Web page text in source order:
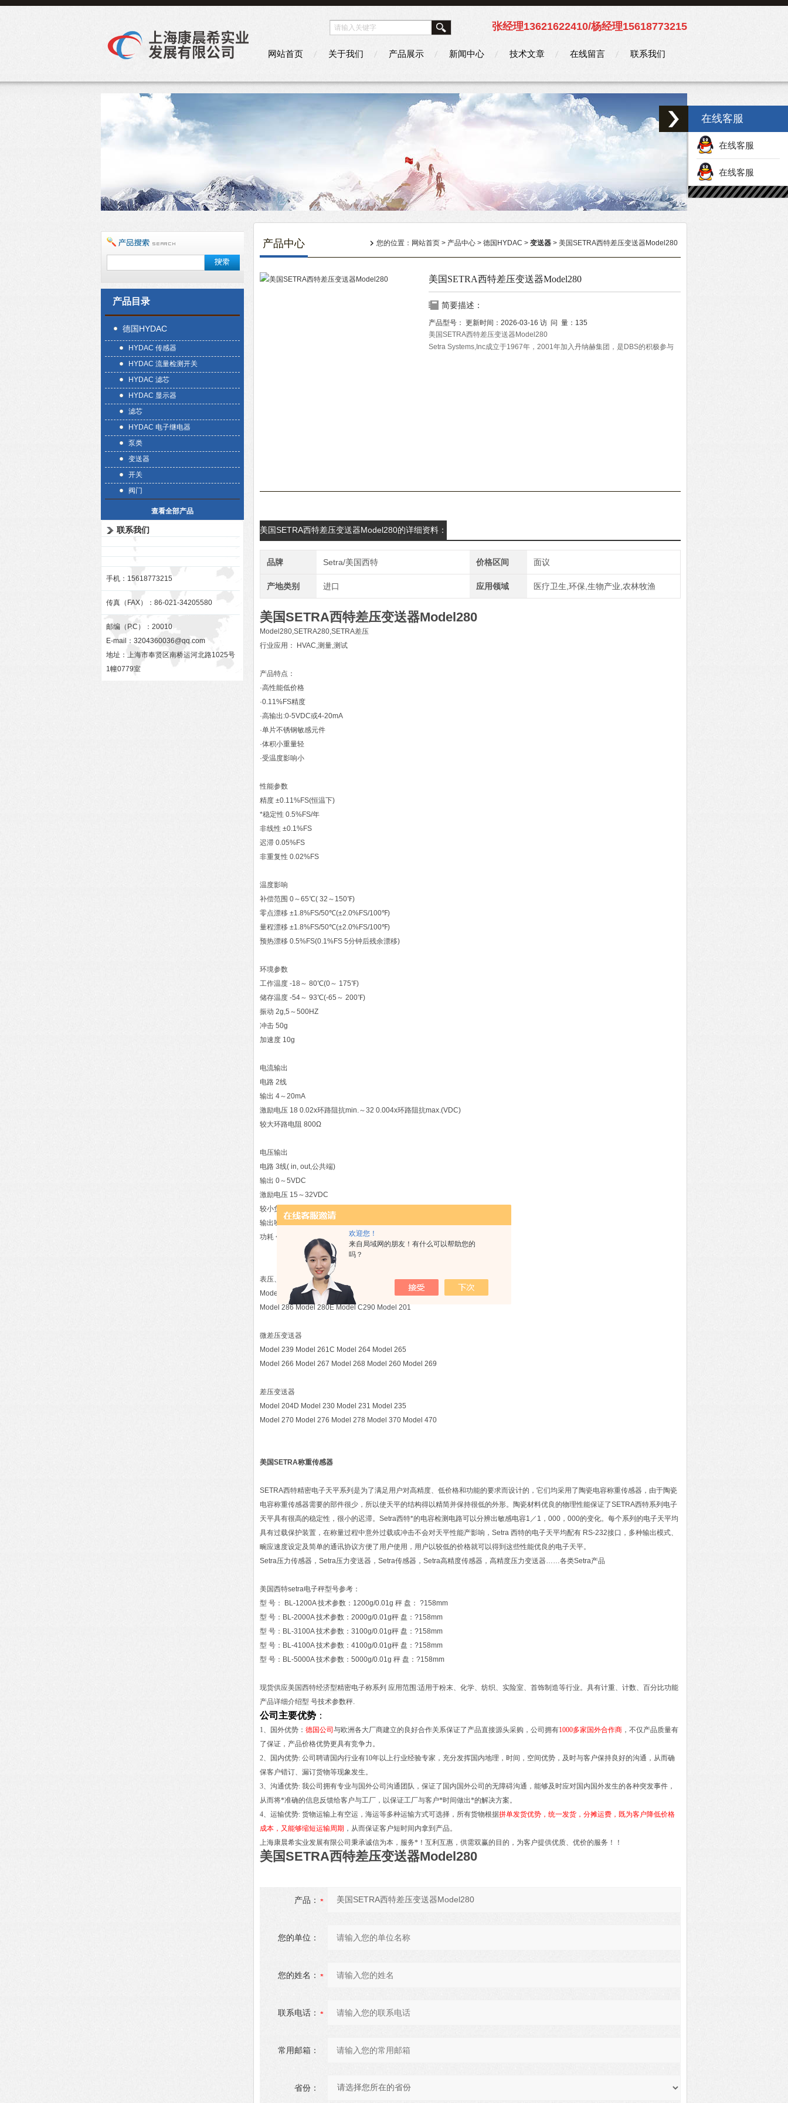
欢迎您！
来自局域网的朋友！有什么可以帮助您的
吗？
张经理13621622410/杨经理15618773215
网站首页 关于我们 产品展示 新闻中心 技术文章 在线留言 联系我们
产品目录
德国HYDAC
HYDAC 传感器
HYDAC 流量检测开关
HYDAC 滤芯
HYDAC 显示器
滤芯
HYDAC 电子继电器
泵类
变送器
开关
阀门
查看全部产品
联系我们
手机：15618773215
传真（FAX）：86-021-34205580
邮编（P.C）：20010
E-mail： 3204360036@qq.com
地址：上海市奉贤区南桥运河北路1025号
1幢0779室
产品中心 您的位置： 网站首页 > 产品中心 > 德国HYDAC > 变送器 > 美国SETRA西特差压变送器Model280
美国SETRA西特差压变送器Model280
简要描述：
产品型号： 更新时间： 2026-03-16 访 问 量： 135
美国SETRA西特差压变送器Model280
Setra Systems,Inc成立于1967年，2001年加入丹纳赫集团，是DBS的积极参与
美国SETRA西特差压变送器Model280的详细资料：
品牌 Setra/美国西特 价格区间 面议
产地类别 进口 应用领域 医疗卫生,环保,生物产业,农林牧渔
美国SETRA西特差压变送器Model280
Model280,SETRA280,SETRA差压
行业应用： HVAC,测量,测试
产品特点：
·高性能低价格
·0.11%FS精度
·高输出:0-5VDC或4-20mA
·单片不锈钢敏感元件
·体积小重量轻
·受温度影响小
性能参数
精度 ±0.11%FS(恒温下)
*稳定性 0.5%FS/年
非线性 ±0.1%FS
迟滞 0.05%FS
非重复性 0.02%FS
温度影响
补偿范围 0～65℃( 32～150℉)
零点漂移 ±1.8%FS/50℃(±2.0%FS/100℉)
量程漂移 ±1.8%FS/50℃(±2.0%FS/100℉)
预热漂移 0.5%FS(0.1%FS 5分钟后残余漂移)
环境参数
工作温度 -18～ 80℃(0～ 175℉)
储存温度 -54～ 93℃(-65～ 200℉)
振动 2g,5～500HZ
冲击 50g
加速度 10g
电流输出
电路 2线
输出 4～20mA
激励电压 18 0.02x环路阻抗min.～32 0.004x环路阻抗max.(VDC)
较大环路电阻 800Ω
电压输出
电路 3线( in, out,公共端)
输出 0～5VDC
激励电压 15～32VDC
较小负载电阻 100Ω
输出噪声 100微伏(均方根值)(0-10KHZ)
功耗 <0.25W(24VDC时约10mA)
表压、真空、绝压和复合压力型
Model 204 Model 205-2 Model 206 Model 209
Model 286 Model 280E Model C290 Model 201
微差压变送器
Model 239 Model 261C Model 264 Model 265
Model 266 Model 267 Model 268 Model 260 Model 269
差压变送器
Model 204D Model 230 Model 231 Model 235
Model 270 Model 276 Model 278 Model 370 Model 470
美国SETRA称重传感器
SETRA西特精密电子天平系列是为了满足用户对高精度、低价格和功能的要求而设计的，它们均采用了陶瓷电容称重传感器，由于陶瓷
电容称重传感器需要的部件很少，所以使天平的结构得以精简并保持很低的外形。陶瓷材料优良的物理性能保证了SETRA西特系列电子
天平具有很高的稳定性，很小的迟滞。Setra西特*的电容检测电路可以分辨出敏感电容1／1，000，000的变化。每个系列的电子天平均
具有过载保护装置，在称量过程中意外过载或冲击不会对天平性能产影响，Setra 西特的电子天平均配有 RS-232接口，多种输出模式、
畹应速度设定及简单的通讯协议方便了用户使用，用户以较低的价格就可以得到这些性能优良的电子天平。
Setra压力传感器，Setra压力变送器，Setra传感器，Setra高精度传感器，高精度压力变送器……各类Setra产品
美国西特setra电子秤型号参考：
型 号： BL-1200A 技术参数：1200g/0.01g 秤 盘： ?158mm
型 号：BL-2000A 技术参数：2000g/0.01g秤 盘：?158mm
型 号：BL-3100A 技术参数：3100g/0.01g秤 盘：?158mm
型 号：BL-4100A 技术参数：4100g/0.01g秤 盘：?158mm
型 号：BL-5000A 技术参数：5000g/0.01g 秤 盘：?158mm
现货供应美国西特经济型精密电子称系列 应用范围:适用于粉末、化学、纺织、实险室、首饰制造等行业。具有计重、计数、百分比功能
产品详细介绍型 号技术参数秤.
公司主要优势 ：
1、国外优势： 德国公司 与欧洲各大厂商建立的良好合作关系保证了产品直接源头采购，公司拥有1000多家国外合作商 ，不仅产品质量有
了保证，产品价格优势更具有竞争力。
2、国内优势: 公司聘请国内行业有10年以上行业经验专家，充分发挥国内地理，时间，空间优势，及时与客户保持良好的沟通，从而确
保客户错订、漏订货物等现象发生。
3、沟通优势: 我公司拥有专业与国外公司沟通团队，保证了国内国外公司的无障碍沟通，能够及时应对国内国外发生的各种突发事件，
从而将*准确的信息反馈给客户与工厂，以保证工厂与客户*时间做出*的解决方案。
4、运输优势: 货物运输上有空运，海运等多种运输方式可选择，所有货物根据拼单发货优势，统一发货，分摊运费，既为客户降低价格
成本，又能够缩短运输周期 ，从而保证客户短时间内拿到产品。
上海康晨希实业发展有限公司秉承诚信为本，服务*！互利互惠，供需双赢的目的，为客户提供优质、优价的服务！！
美国SETRA西特差压变送器Model280
产品：
您的单位：
您的姓名：
联系电话：
常用邮箱：
省份：
在线客服
在线客服
在线客服